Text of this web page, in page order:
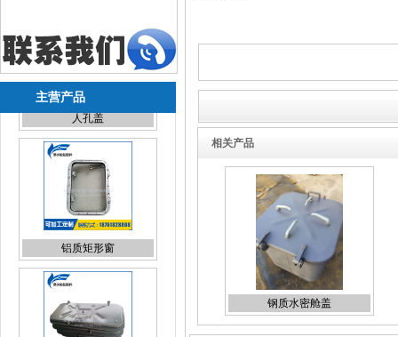
主营产品
铝质矩形窗
相关产品
钢质水密舱盖